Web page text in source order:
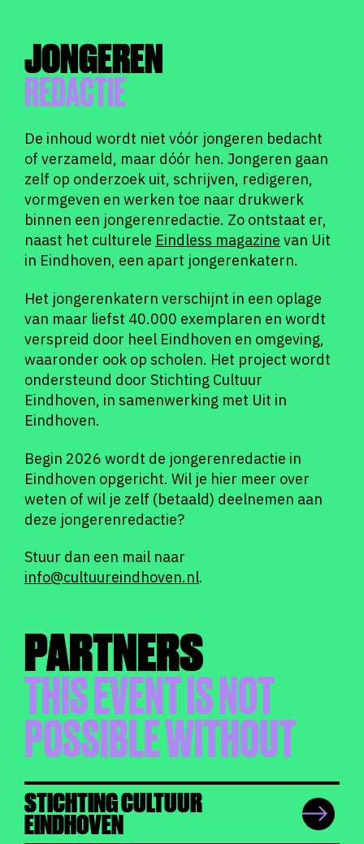
JONGEREN
REDACTIE
De inhoud wordt niet vóór jongeren bedacht
of verzameld, maar dóór hen. Jongeren gaan
zelf op onderzoek uit, schrijven, redigeren,
vormgeven en werken toe naar drukwerk
binnen een jongerenredactie. Zo ontstaat er,
naast het culturele Eindless magazine van Uit
in Eindhoven, een apart jongerenkatern.
Het jongerenkatern verschijnt in een oplage
van maar liefst 40.000 exemplaren en wordt
verspreid door heel Eindhoven en omgeving,
waaronder ook op scholen. Het project wordt
ondersteund door Stichting Cultuur
Eindhoven, in samenwerking met Uit in
Eindhoven.
Begin 2026 wordt de jongerenredactie in
Eindhoven opgericht. Wil je hier meer over
weten of wil je zelf (betaald) deelnemen aan
deze jongerenredactie?
Stuur dan een mail naar
info@cultuureindhoven.nl.
PARTNERS
THIS EVENT IS NOT
POSSIBLE WITHOUT
STICHTING CULTUUR
EINDHOVEN